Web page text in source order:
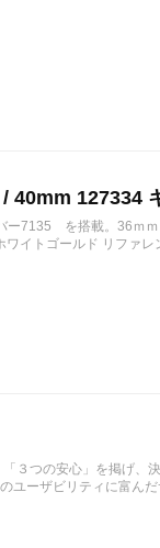
40mm 127334
7135 を搭載。36ｍｍ
イトゴールド リファ
３つの安心」を掲げ、
ユーザビリティに富ん